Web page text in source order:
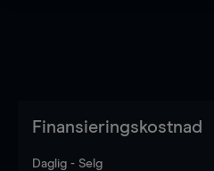
Finansieringskostnad
Daglig - Selg